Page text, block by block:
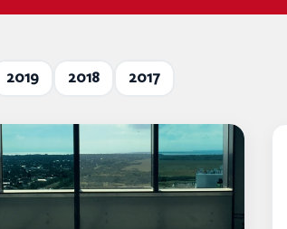
2019 2018 2017